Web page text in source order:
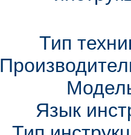
Тип
Язык